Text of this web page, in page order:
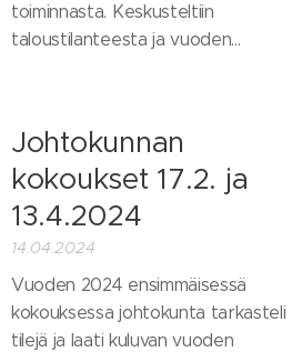
toiminnasta. Keskusteltiin
taloustilanteesta ja vuoden...
Johtokunnan
kokoukset 17.2. ja
13.4.2024
14.04.2024
Vuoden 2024 ensimmäisessä
kokouksessa johtokunta tarkasteli
tilejä ja laati kuluvan vuoden